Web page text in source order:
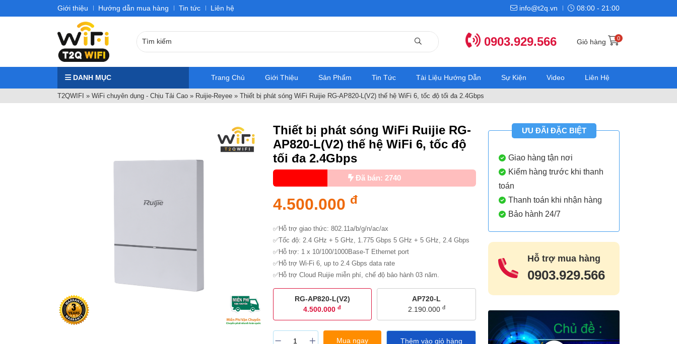
Giới thiệu Hướng dẫn mua hàng Tin tức Liên hệ info@t2q.vn 08:00 - 21:00
0903.929.566 Giỏ hàng 0
DANH MỤC Trang Chủ Giới Thiệu Sản Phẩm Tin Tức Tài Liệu Hướng Dẫn Sự Kiện Video Liên Hệ
T2QWIFI » WiFi chuyên dụng - Chịu Tải Cao » Ruijie-Reyee » Thiết bị phát sóng WiFi Ruijie RG-AP820-L(V2) thế hệ WiFi 6, tốc độ tối đa 2.4Gbps
Thiết bị phát sóng WiFi Ruijie RG-
AP820-L(V2) thế hệ WiFi 6, tốc độ
tối đa 2.4Gbps
Đã bán: 2740
4.500.000 đ
✅Hỗ trợ giao thức: 802.11a/b/g/n/ac/ax
✅Tốc độ: 2.4 GHz + 5 GHz, 1.775 Gbps 5 GHz + 5 GHz, 2.4 Gbps
✅Hỗ trợ: 1 x 10/100/1000Base-T Ethernet port
✅Hỗ trợ Wi-Fi 6, up to 2.4 Gbps data rate
✅Hỗ trợ Cloud Ruijie miễn phí, chế độ bảo hành 03 năm.
RG-AP820-L(V2)
4.500.000đ
AP720-L
2.190.000 đ
Mua ngay Thêm vào giỏ hàng
ƯU ĐÃI ĐẶC BIỆT
Giao hàng tận nơi
Kiểm hàng trước khi thanh
toán
Thanh toán khi nhận hàng
Bảo hành 24/7
Hỗ trợ mua hàng
0903.929.566